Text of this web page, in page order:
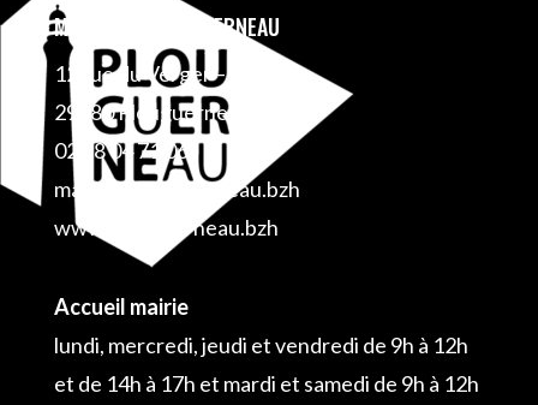
MAIRIE DE PLOUGUERNEAU
12 rue du Verger – BP 1
29880 Plouguerneau
02 98 04 71 06
mairie@plouguerneau.bzh
www.plouguerneau.bzh
Accueil mairie
lundi, mercredi, jeudi et vendredi de 9h à 12h
et de 14h à 17h et mardi et samedi de 9h à 12h